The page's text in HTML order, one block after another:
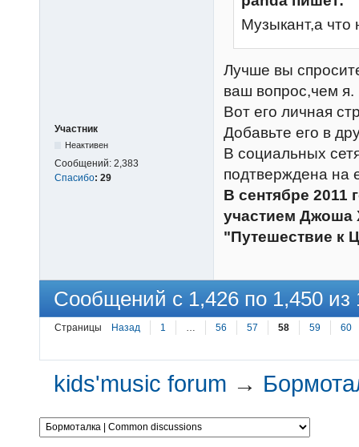
Участник
Неактивен
Сообщений: 2,383
Спасибо: 29
Музыкант,а что
Лучше вы
ваш вопрос,чем я.
Вот его личная
Добавьте его в
В социальных
подтверждена на
В сентябре 2011
участием Джоша
"Путешествие к
Сообщений с 1,426 по 1,450 из
Страницы Назад 1 … 56 57 58 59 60
kids'music forum →